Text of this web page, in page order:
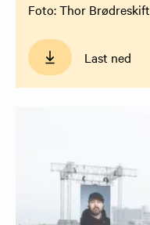
Foto: Thor Brødreskift
Last ned